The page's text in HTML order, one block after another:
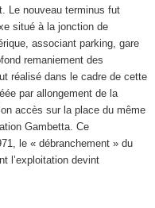
Le nouveau terminus fut
situé à la jonction de
associant parking, gare
remaniement des
réalisé dans le cadre de cette
par allongement de la
accès sur la place du même
Gambetta. Ce
le « débranchement » du
l’exploitation devint